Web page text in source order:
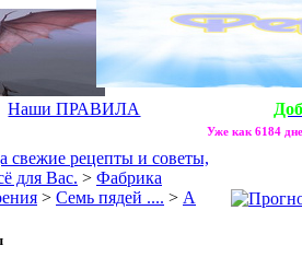
Наши ПРАВИЛА
Уже как 6184
рецепты и советы,
для Вас. > Фабрика
> Семь пядей .... > А